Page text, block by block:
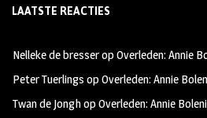
b
oo
k
ag
m
tt
LAATSTE REACTIES
Nelleke de bresseropOverleden: Annie
Peter Tuerlings opOverleden: Annie
Twan de JonghopOverleden: Annie